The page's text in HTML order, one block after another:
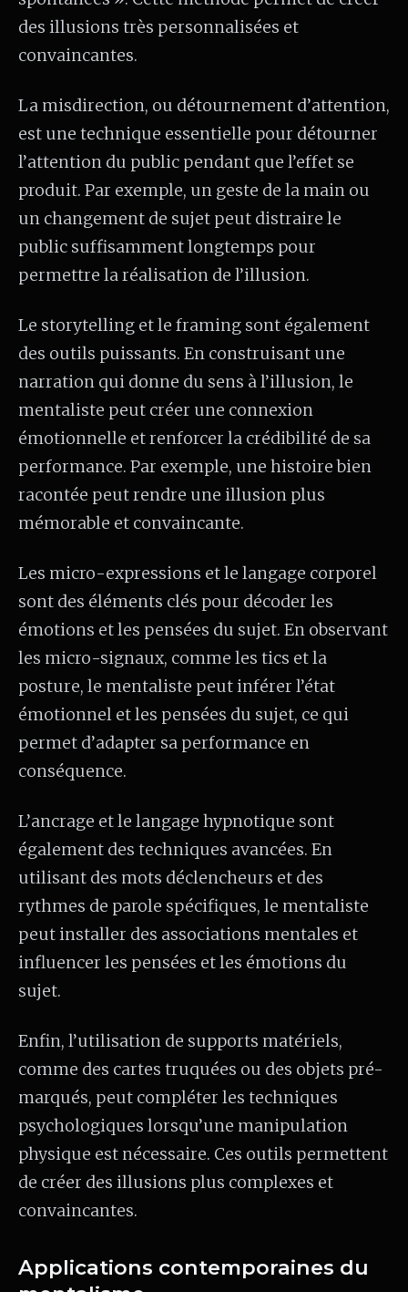
des illusions très personnalisées et
convaincantes.
La misdirection, ou détournement d’attention,
est une technique essentielle pour détourner
l’attention du public pendant que l’effet se
produit. Par exemple, un geste de la main ou
un changement de sujet peut distraire le
public suffisamment longtemps pour
permettre la réalisation de l’illusion.
Le storytelling et le framing sont également
des outils puissants. En construisant une
narration qui donne du sens à l’illusion, le
mentaliste peut créer une connexion
émotionnelle et renforcer la crédibilité de sa
performance. Par exemple, une histoire bien
racontée peut rendre une illusion plus
mémorable et convaincante.
Les micro-expressions et le langage corporel
sont des éléments clés pour décoder les
émotions et les pensées du sujet. En observant
les micro-signaux, comme les tics et la
posture, le mentaliste peut inférer l’état
émotionnel et les pensées du sujet, ce qui
permet d’adapter sa performance en
conséquence.
L’ancrage et le langage hypnotique sont
également des techniques avancées. En
utilisant des mots déclencheurs et des
rythmes de parole spécifiques, le mentaliste
peut installer des associations mentales et
influencer les pensées et les émotions du
sujet.
Enfin, l’utilisation de supports matériels,
comme des cartes truquées ou des objets pré-
marqués, peut compléter les techniques
psychologiques lorsqu’une manipulation
physique est nécessaire. Ces outils permettent
de créer des illusions plus complexes et
convaincantes.
Applications contemporaines du